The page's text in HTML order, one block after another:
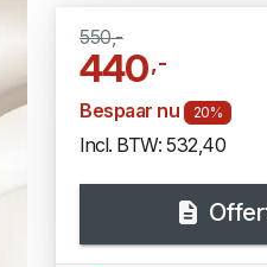
550,-
440,-
Bespaar nu 20%
Incl. BTW: 532,40